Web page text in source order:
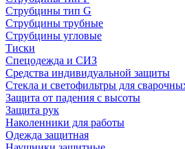
Струбцины тип G
Струбцины трубные
Струбцины угловые
Тиски
Спецодежда и СИЗ
Средства индивидуальной защиты
Стекла и светофильтры для
Защита от падения с высоты
Защита рук
Наколенники для работы
Одежда защитная